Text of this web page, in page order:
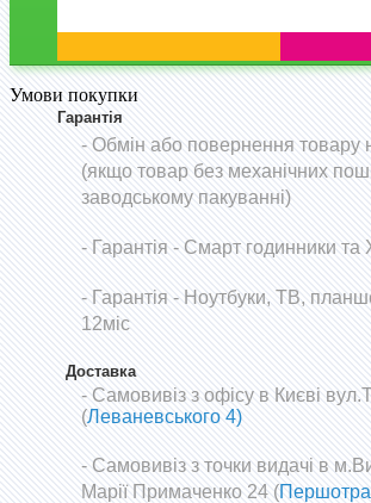
Умови покупки
Гарантія
- Обмін або повернення товару
(якщо товар без механічних
заводському пакуванні)
-Гарантія - Смарт годинники та
- Гарантія - Ноутбуки, ТВ,
12міс
Доставка
- Самовивіз з офісу в Києві
(Леваневського 4)
- Самовивіз з точки видачі в
Марії Примаченко 24 (